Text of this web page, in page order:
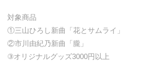
対象商品
①三山ひろし新曲「花とサムライ」
②市川由紀乃新曲「朧」
③オリジナルグッズ3000円以上